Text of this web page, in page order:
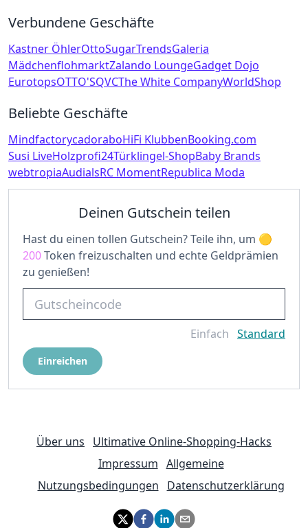
Verbundene Geschäfte
Kastner ÖhlerOttoSugarTrendsGaleria
MädchenflohmarktZalando LoungeGadget Dojo
EurotopsOTTO'SQVCThe White CompanyWorldShop
Beliebte Geschäfte
MindfactorycadoraboHiFi KlubbenBooking.com
Susi LiveHolzprofi24Türklingel-ShopBaby Brands
webtropiaAudialsRC MomentRepublica Moda
Deinen Gutschein teilen
Hast du einen tollen Gutschein? Teile ihn, um
200Token freizuschalten und echte Geldprämien
zu genießen!
Einfach Standard
Einreichen
Über uns
Ultimative Online-Shopping-Hacks
Impressum Allgemeine
Nutzungsbedingungen
Datenschutzerklärung